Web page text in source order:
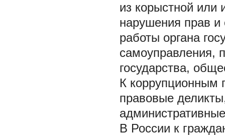
из корыстной или
нарушения прав и
работы органа
самоуправления,
государства,
К коррупционным
правовые
В России к